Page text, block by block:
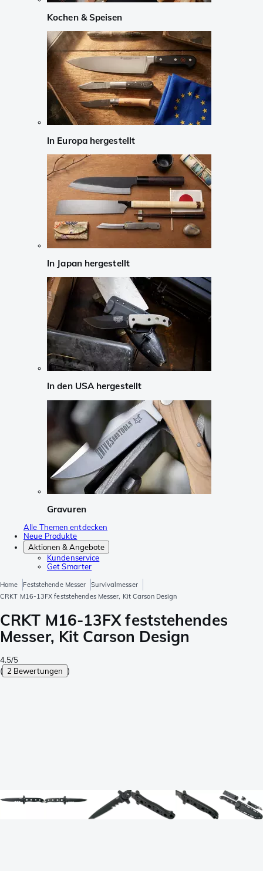
Kochen & Speisen
In Europa hergestellt
In Japan hergestellt
In den USA hergestellt
Gravuren
Alle Themen entdecken
Neue Produkte
Aktionen & Angebote
Kundenservice
Get Smarter
Home Feststehende Messer
Survivalmesser
CRKT M16-13FX feststehendes Messer, Kit Carson Design
CRKT M16-13FX feststehendes
Messer, Kit Carson Design
4.5/5
( 2 Bewertungen )